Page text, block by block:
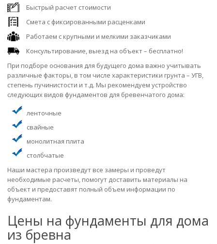
Быстрый расчет стоимости
Смета с фиксированными расценками
Работаем с крупными и мелкими заказчиками
Консультирование, выезд на объект – бесплатно!
При подборе основания для будущего дома важно учитывать
различные факторы, в том числе характеристики грунта – УГВ,
степень пучинистости и т.д. Мы рекомендуем устройство
следующих видов фундаментов для бревенчатого дома:
ленточные
свайные
монолитная плита
столбчатые
Наши мастера произведут все замеры и проведут
необходимые расчеты, помогут доставить материалы на
объект и предоставят полный объем информации по
фундаментам.
Цены на фундаменты для дома
из бревна